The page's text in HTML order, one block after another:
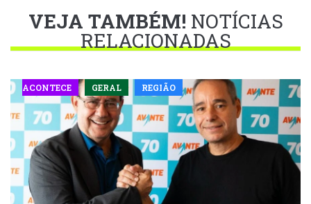
VEJA TAMBÉM! NOTÍCIAS
RELACIONADAS
ACONTECE GERAL REGIÃO